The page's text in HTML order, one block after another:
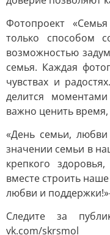
Фотопроект
только способом
возможностью
семья. Каждая
чувствах и
делится
важно ценить
«День семьи,
значении семьи в
крепкого
вместе строить
любви и
Следите за
vk.com/skrsmol